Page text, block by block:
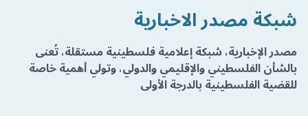
شبكة مصدر الاخبارية
مصدر الإخبارية، شبكة إعلامية فلسطينية مستقلة، تُعنى
بالشأن الفلسطيني والإقليمي والدولي، وتولي أهمية خاصة
للقضية الفلسطينية بالدرجة الأولى